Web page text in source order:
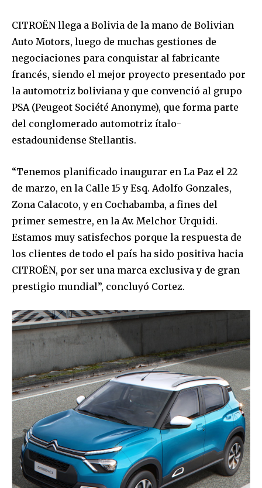
Join our community of
SUBSCRIBERS and be part of the
To subscribe, simply enter your email address on our website
or click the subscribe button below. Don't worry, we respect
your privacy and won't spam your inbox. Your information is
safe with us.
I've read and accept thePrivacy Policy
CITROËN llega a Bolivia de la mano de Bolivian
Auto Motors, luego de muchas gestiones de
negociaciones para conquistar al fabricante
francés, siendo el mejor proyecto presentado por
la automotriz boliviana y que convenció al grupo
PSA (Peugeot Société Anonyme), que forma parte
del conglomerado automotriz ítalo-
estadounidense Stellantis.
“Tenemos planificado inaugurar en La Paz el 22
de marzo, en la Calle 15 y Esq. Adolfo Gonzales,
Zona Calacoto, y en Cochabamba, a fines del
primer semestre, en la Av. Melchor Urquidi.
Estamos muy satisfechos porque la respuesta de
los clientes de todo el país ha sido positiva hacia
CITROËN, por ser una marca exclusiva y de gran
prestigio mundial”, concluyó Cortez.